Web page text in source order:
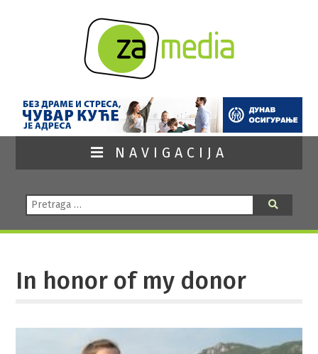
NAVIGACIJA
Pretraga:
In honor of my donor